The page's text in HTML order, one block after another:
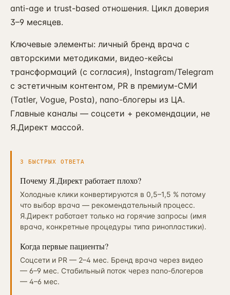
anti-age и trust-based отношения. Цикл доверия
3–9 месяцев.
Ключевые элементы: личный бренд врача с
авторскими методиками, видео-кейсы
трансформаций (с согласия), Instagram/Telegram
с эстетичным контентом, PR в премиум-СМИ
(Tatler, Vogue, Posta), nano-блогеры из ЦА.
Главные каналы — соцсети + рекомендации, не
Я.Директ массой.
3 БЫСТРЫХ ОТВЕТА
Почему Я.Директ работает плохо?
Холодные клики конвертируются в 0,5–1,5 % потому
что выбор врача — рекомендательный процесс.
Я.Директ работает только на горячие запросы (имя
врача, конкретные процедуры типа ринопластики).
Когда первые пациенты?
Соцсети и PR — 2–4 мес. Бренд врача через видео
— 6–9 мес. Стабильный поток через nano-блогеров
— 4–6 мес.